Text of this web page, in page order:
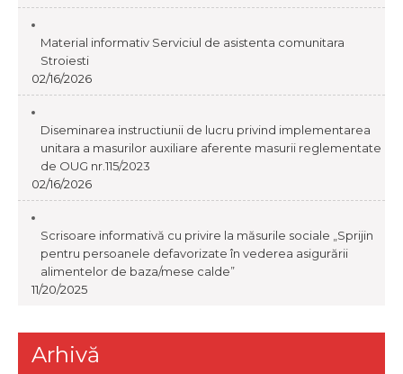
Material informativ Serviciul de asistenta comunitara
Stroiesti
02/16/2026
Diseminarea instructiunii de lucru privind implementarea
unitara a masurilor auxiliare aferente masurii reglementate
de OUG nr.115/2023
02/16/2026
Scrisoare informativă cu privire la măsurile sociale „Sprijin
pentru persoanele defavorizate în vederea asigurării
alimentelor de baza/mese calde”
11/20/2025
Arhivă